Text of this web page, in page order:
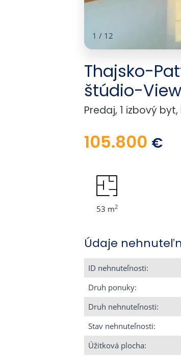
1 / 12
Thajsko-
štúdio-
Predaj, 1 izbový
105.800 €
53 m2
Údaje
ID nehnuteľnosti:
Druh ponuky:
Druh nehnuteľnosti:
Stav nehnuteľnosti:
Úžitková plocha: